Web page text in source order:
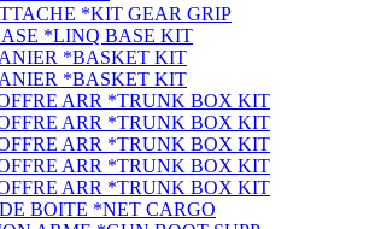
*KIT GEAR GRIP
*LINQ BASE KIT
*BASKET KIT
*BASKET KIT
ARR *TRUNK BOX KIT
ARR *TRUNK BOX KIT
ARR *TRUNK BOX KIT
ARR *TRUNK BOX KIT
ARR *TRUNK BOX KIT
BOITE *NET CARGO